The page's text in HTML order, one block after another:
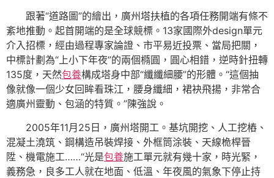
跟著“道路圖”的繪出，廣州塔扶植的各項任務開端有條不
紊地推動。起首開端的是全球競標。13家國際外design單元
介入招標，經由過程專家論證、市平易近投票、當局把關，
中標計劃為“上小下年夜”的兩個橢圓，圓心相錯，逆時針扭轉
135度，天然包養構成塔身中部“纖纖細腰”的形體。“這個抽
像就像一個少女回眸看珠江，腰身纖細，裙袂飛揚，非常合
適廣州靈動、包涵的特質。”陳強說。
2005年11月25日，廣州塔開工。基坑開挖、人工挖樁、
混凝土澆筑、鋼構造吊裝焊接、外框筒涂裝、天線桅桿晉
陞、機電施工……“光是包養施工單元就有幾十家，時光緊，
義務急，良多工人就在地面、低溫、年夜風的氣象下停止持